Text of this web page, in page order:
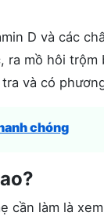
D và các
mồ hôi trộm
và có
chóng
cần làm là